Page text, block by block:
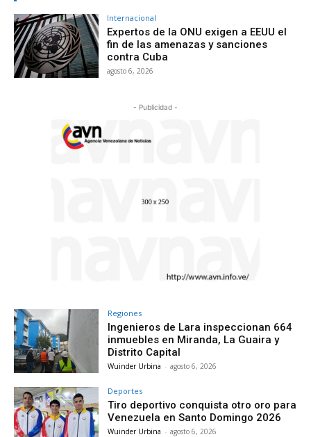
Internacional
Expertos de la ONU exigen a EEUU el
fin de las amenazas y sanciones
contra Cuba
agosto 6, 2026
- Publicidad -
Regiones
Ingenieros de Lara inspeccionan 664
inmuebles en Miranda, La Guaira y
Distrito Capital
Wuinder Urbina - agosto 6, 2026
Deportes
Tiro deportivo conquista otro oro para
Venezuela en Santo Domingo 2026
Wuinder Urbina - agosto 6, 2026